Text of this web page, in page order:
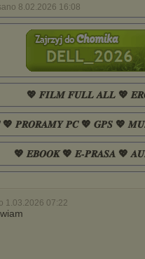
8.02.2026 16:08
💖 𝑭𝑰𝑳𝑴 𝑭𝑼𝑳𝑳 𝑨𝑳𝑳 💖
💖 𝑷𝑹𝑶𝑹𝑨𝑴𝒀 𝑷𝑪 💖 𝑮𝑷𝑺 💖
💖 𝑬𝑩𝑶𝑶𝑲 💖 𝑬-𝑷𝑹𝑨𝑺𝑨 💖
1.03.2026 07:22